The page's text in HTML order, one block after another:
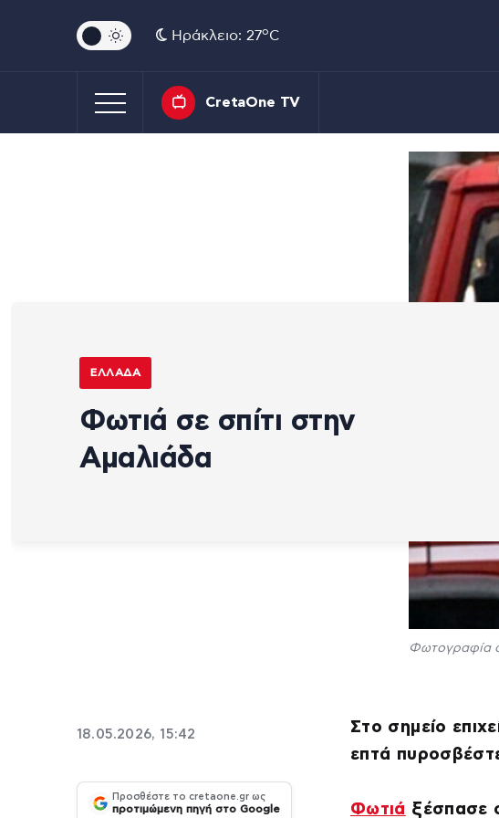
Ηράκλειο: 27oC
CretaOne TV
ΕΛΛΆΔΑ
Φωτιά σε σπίτι στην
Αμαλιάδα
Φωτογραφία
18.05.2026, 15:42
Προσθέστε το cretaone.gr ως
προτιμώμενη πηγή στο Google
Στο σημείο
επτά
Φωτιά ξέσπασε